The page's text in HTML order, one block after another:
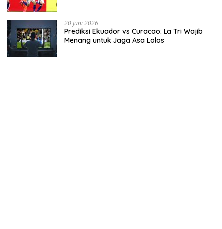
20 Juni 2026
Prediksi Ekuador vs Curacao: La Tri Wajib
Menang untuk Jaga Asa Lolos